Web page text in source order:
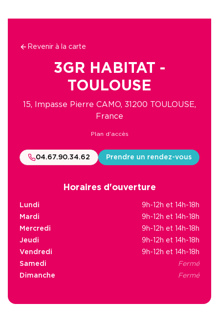
Revenir à la carte
3GR HABITAT -
TOULOUSE
15, Impasse Pierre CAMO, 31200 TOULOUSE,
France
Plan d'accès
04.67.90.34.62 Prendre un rendez-vous
Horaires d'ouverture
Lundi
9h-12h et 14h-18h
Mardi
9h-12h et 14h-18h
Mercredi
9h-12h et 14h-18h
Jeudi
9h-12h et 14h-18h
Vendredi
9h-12h et 14h-18h
Samedi
Fermé
Dimanche
Fermé